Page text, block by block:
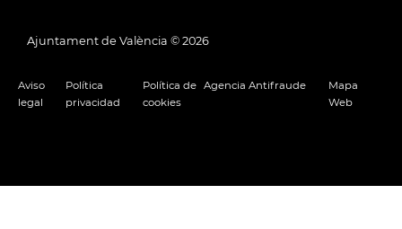
Ajuntament de València © 2026
Aviso
legal
Política
privacidad
Política de
cookies
Agencia Antifraude
Mapa
Web